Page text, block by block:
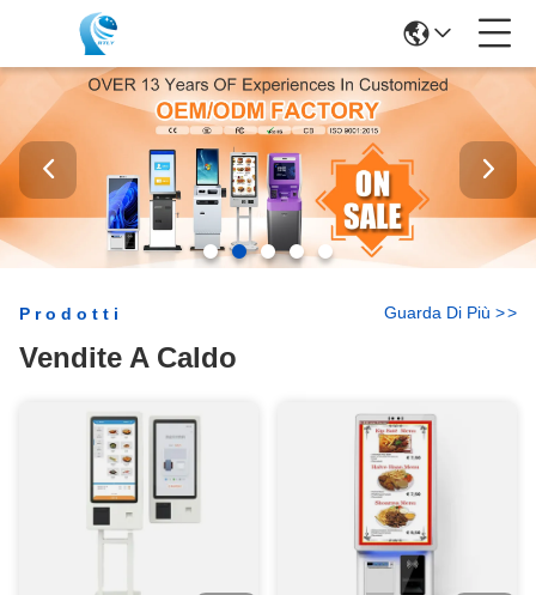
Prodotti
Vendite A Caldo
Guarda Di Più >>